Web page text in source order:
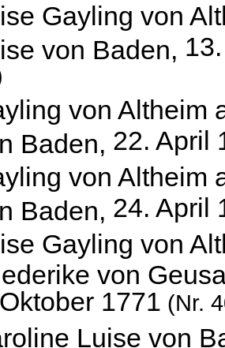
Gayling von
von Baden,
von Altheim
Baden, 22. April
von Altheim
Baden, 24. April
Gayling von
von
1771 (Nr.
Luise von